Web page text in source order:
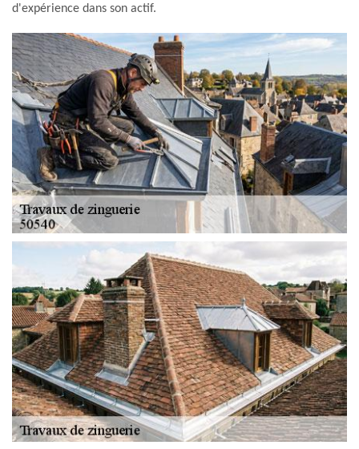
d'expérience dans son actif.